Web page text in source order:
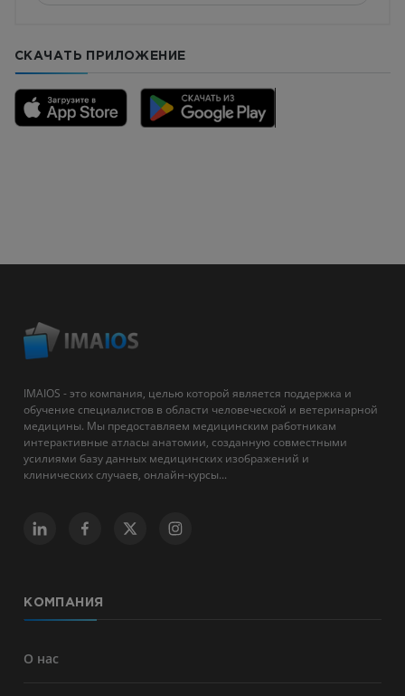
СКАЧАТЬ ПРИЛОЖЕНИЕ
IMAIOS - это компания, целью которой является поддержка и
обучение специалистов в области человеческой и ветеринарной
медицины. Мы предоставляем медицинским работникам
интерактивные атласы анатомии, созданную совместными
усилиями базу данных медицинских изображений и
клинических случаев, онлайн-курсы...
КОМПАНИЯ
О нас